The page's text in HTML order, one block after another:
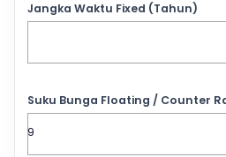
Jangka Waktu Fixed (Tahun)
Suku Bunga Floating / Counter